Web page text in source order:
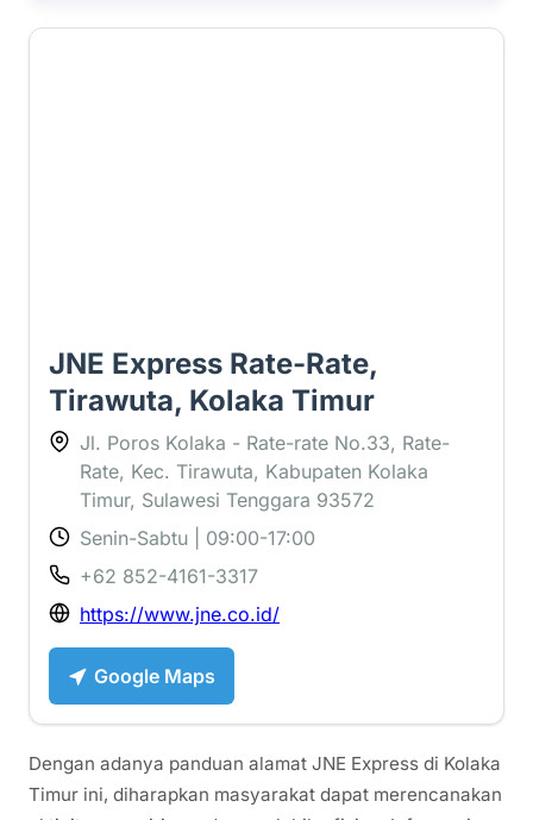
JNE Express Rate-Rate,
Tirawuta, Kolaka Timur
Jl. Poros Kolaka - Rate-rate No.33, Rate-
Rate, Kec. Tirawuta, Kabupaten Kolaka
Timur, Sulawesi Tenggara 93572
Senin-Sabtu | 09:00-17:00
+62 852-4161-3317
https://www.jne.co.id/
Google Maps
Dengan adanya panduan alamat JNE Express di Kolaka
Timur ini, diharapkan masyarakat dapat merencanakan